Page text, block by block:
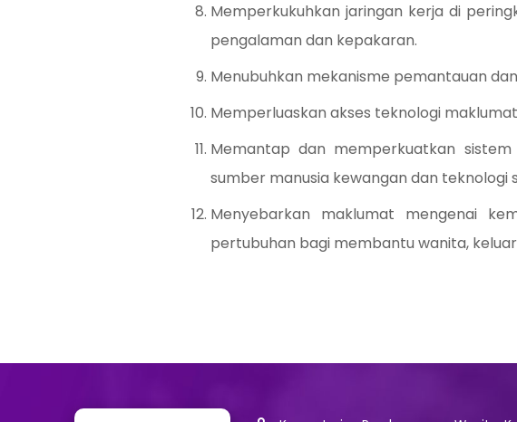
Memperkukuhkan jaringan kerja di
pengalaman dan kepakaran.
Menubuhkan mekanisme pemantauan
Memperluaskan akses teknologi
Memantap dan memperkuatkan
sumber manusia kewangan dan
Menyebarkan maklumat mengenai
pertubuhan bagi membantu wanita,